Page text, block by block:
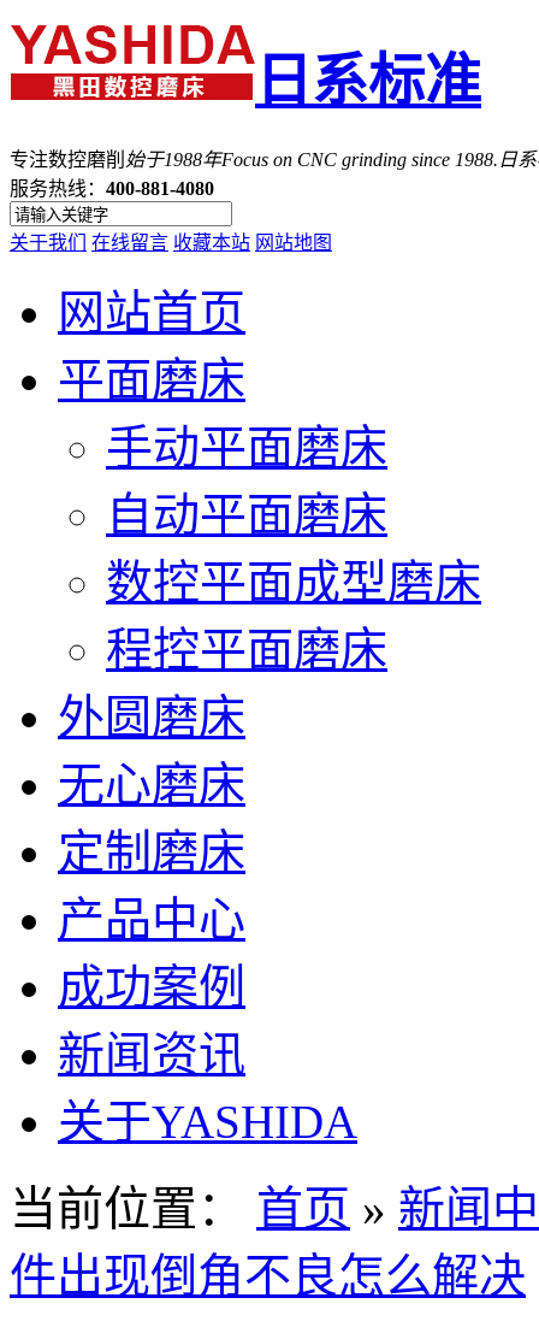
日系标准
专注数控磨削 始于1988年Focus on CNC grinding since 1988.日
服务热线： 400-881-4080
关于我们 在线留言 收藏本站 网站地图
网站首页
平面磨床
手动平面磨床
自动平面磨床
数控平面成型磨床
程控平面磨床
外圆磨床
无心磨床
定制磨床
产品中心
成功案例
新闻资讯
关于YASHIDA
当前位置：
首页 » 新闻
件出现倒角不良怎么解决